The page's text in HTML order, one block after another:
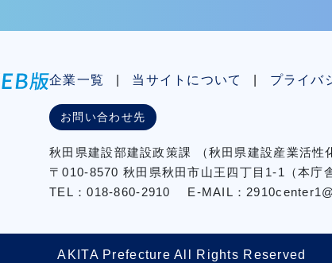
企業一覧 当サイトについて プライバ
お問い合わせ先
秋⽥県建設部建設政策課
（秋⽥県建設産業活
〒010-8570 秋田県秋田市⼭王四丁⽬1-1（本庁
TEL：018-860-2910 E-MAIL：
AKITA Prefecture All Rights Reserved